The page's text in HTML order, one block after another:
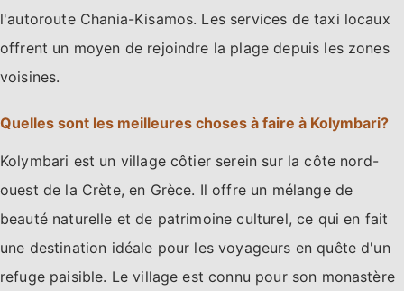
l'autoroute Chania-Kisamos. Les services de taxi locaux
offrent un moyen de rejoindre la plage depuis les zones
voisines.
Quelles sont les meilleures choses à faire à Kolymbari?
Kolymbari est un village côtier serein sur la côte nord-
ouest de la Crète, en Grèce. Il offre un mélange de
beauté naturelle et de patrimoine culturel, ce qui en fait
une destination idéale pour les voyageurs en quête d'un
refuge paisible. Le village est connu pour son monastère